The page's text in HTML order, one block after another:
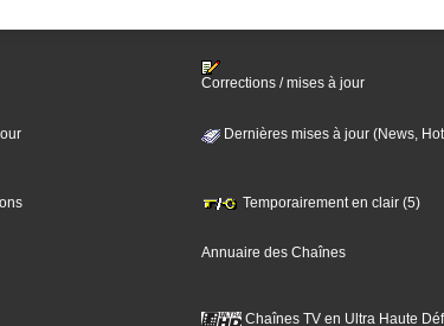
Corrections / mises à jour
Dernières mises à jour (News,
Temporairement en clair (5)
Annuaire des Chaînes
Chaînes TV en Ultra Haute